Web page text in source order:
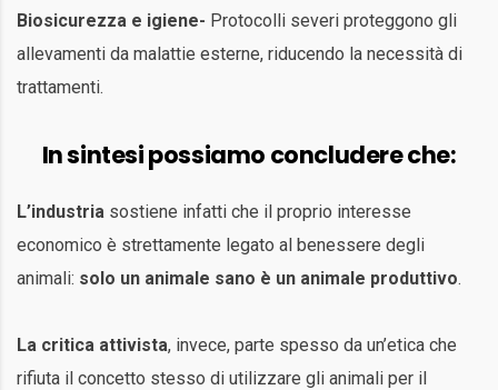
Biosicurezza e igiene- Protocolli severi proteggono gli
allevamenti da malattie esterne, riducendo la necessità di
trattamenti.
In sintesi possiamo concludere che:
L’industria sostiene infatti che il proprio interesse
economico è strettamente legato al benessere degli
animali: solo un animale sano è un animale produttivo.
La critica attivista, invece, parte spesso da un’etica che
rifiuta il concetto stesso di utilizzare gli animali per il